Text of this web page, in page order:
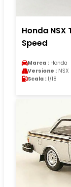
Honda NSX
Speed
Marca : Honda
Versione : NSX
Scala : 1/18